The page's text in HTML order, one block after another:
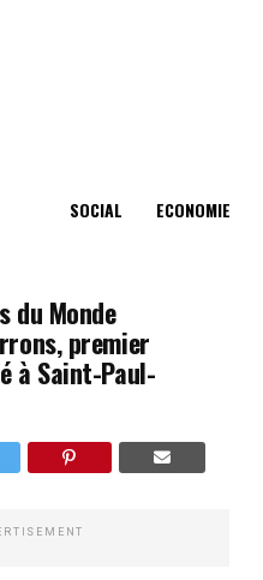
SOCIAL ECONOMIE
du Monde
premier
à Saint-Paul-